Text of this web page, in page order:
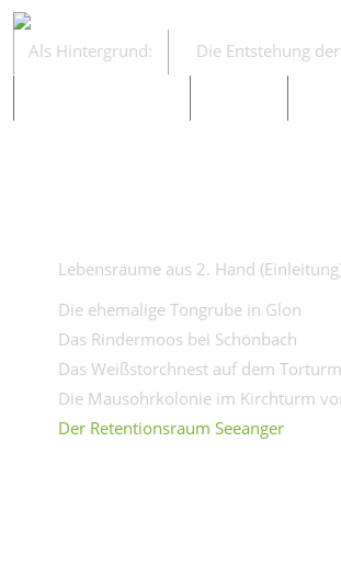
Als Hintergrund: Die Entstehung
Lebensräume aus 2. Hand
Die ehemalige Tongrube in Glon
Das Rindermoos bei Schönbach
Das Weißstorchnest auf dem
Die Mausohrkolonie im Kirchturm
Der Retentionsraum Seeanger